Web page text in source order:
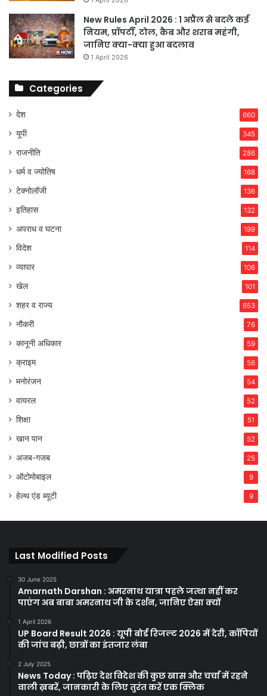
New Rules April 2026 : 1 अप्रैल से बदले कई
नियम, प्रॉपर्टी, टोल, कैब और शराब महंगी,
जानिए क्या-क्या हुआ बदलाव
1 April 2026
Categories
देश 660
यूपी 345
राजनीति 286
धर्म व ज्योतिष 168
टेक्नोलॉजी 136
इतिहास 132
अपराध व घटना 199
विदेश 114
व्यापार 106
खेल 101
शहर व राज्य 653
नौकरी 76
कानूनी अधिकार 59
क्राइम 56
मनोरंजन 54
वायरल 52
शिक्षा 51
खान पान 52
अजब-गजब 25
ऑटोमोबाइल 9
हेल्थ एंड ब्यूटी 9
Last Modified Posts
30 June 2025
Amarnath Darshan : अमरनाथ यात्रा पहले जत्था नहीं कर
पाएंग अब बाबा अमरनाथ जी के दर्शन, जानिए ऐसा क्यों
1 April 2026
UP Board Result 2026 : यूपी बोर्ड रिजल्ट 2026 में देरी, कॉपियों
की जांच बढ़ी, छात्रों का इंतजार लंबा
2 July 2025
News Today : पढ़िए देश विदेश की कुछ खास और चर्चा में रहने
वाली ख़बरें, जानकारी के लिए तुरंत करें एक क्लिक